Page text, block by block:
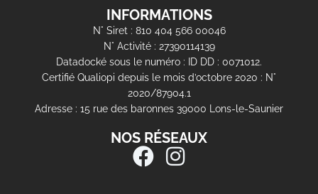
INFORMATIONS
N° Siret : 810 404 566 00046
N° Activité : 27390114139
Datadocké sous le numéro : ID DD : 0071012.
Certifié Qualiopi depuis le mois d’octobre 2020 : N°
2020/87904.1
Adresse : 15 rue des baronnes 39000 Lons-le-Saunier
NOS RÉSEAUX